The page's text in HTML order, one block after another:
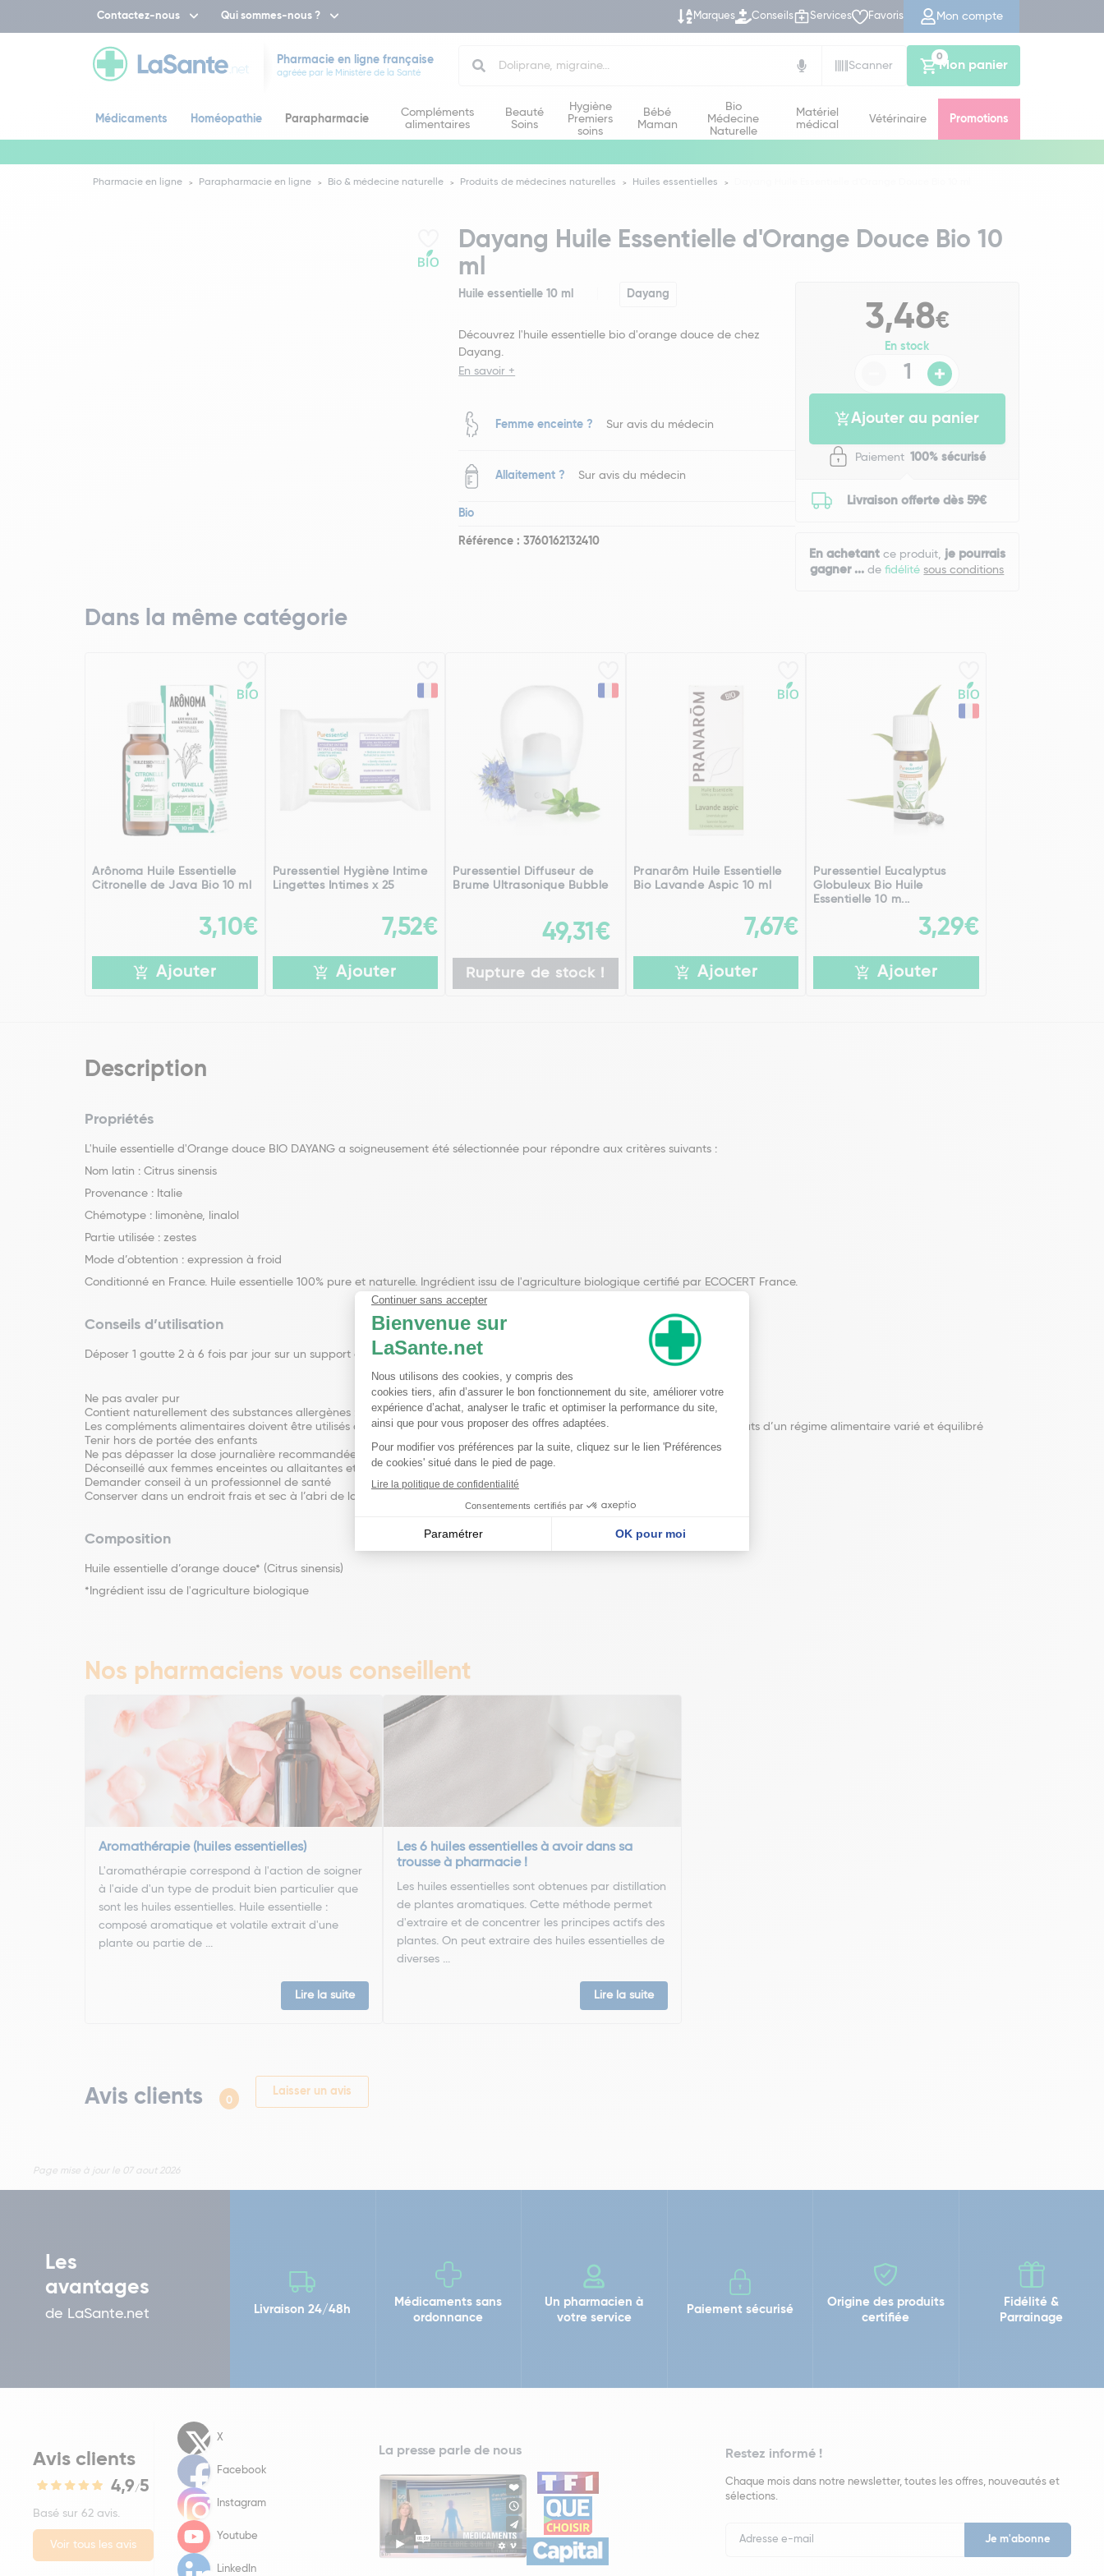
Contactez-nous Qui sommes-nous ? Marques Conseils Services Favoris Mon compte
Pharmacie en ligne française
agréée par le Ministère de la Santé
Scanner
Mon panier
0
Médicaments Homéopathie Parapharmacie
Compléments
alimentaires
Beauté
Soins
Hygiène
Premiers
soins
Bébé
Maman
Bio
Médecine
Naturelle
Matériel
médical
Vétérinaire Promotions
Pharmacie en ligne Parapharmacie en ligne Bio & médecine naturelle Produits de médecines naturelles Huiles essentielles
Dayang Huile Essentielle d'Orange Douce Bio 10
ml
Huile essentielle 10 ml Dayang
Découvrez l'huile essentielle bio d'orange douce de chez
Dayang.
En savoir +
Femme enceinte ? Sur avis du médecin
Allaitement ? Sur avis du médecin
Bio
Référence : 3760162132410
3,48€
En stock
Ajouter au panier
Paiement 100% sécurisé
Livraison offerte dès 59€
En achetantce produit, je pourrais
gagner ... defidélitésous conditions
Dans la même catégorie
Arônoma Huile Essentielle
Citronelle de Java Bio 10 ml
3,10€
Ajouter
Puressentiel Hygiène Intime
Lingettes Intimes x 25
7,52€
Ajouter
Puressentiel Diffuseur de
Brume Ultrasonique Bubble
49,31€
Rupture de stock !
Pranarôm Huile Essentielle
Bio Lavande Aspic 10 ml
7,67€
Ajouter
Puressentiel Eucalyptus
Globuleux Bio Huile
Essentielle 10 m...
3,29€
Ajouter
Description
Propriétés
L'huile essentielle d'Orange douce BIO DAYANG a soigneusement été sélectionnée pour répondre aux critères suivants :
Nom latin : Citrus sinensis
Provenance : Italie
Chémotype : limonène, linalol
Partie utilisée : zestes
Mode d’obtention : expression à froid
Conditionné en France. Huile essentielle 100% pure et naturelle. Ingrédient issu de l'agriculture biologique certifié par ECOCERT France.
Conseils d’utilisation
Déposer 1 goutte 2 à 6 fois par jour sur un support adapté. Équivalence : 1 goutte = 28 mg d’huile essentielle.
Ne pas avaler pur
Contient naturellement des substances allergènes : géranial, linalol et limonène
Les compléments alimentaires doivent être utilisés dans le cadre d’un mode de vie sain et ne pas être utilisés comme substituts d’un régime alimentaire varié et équilibré
Tenir hors de portée des enfants
Ne pas dépasser la dose journalière recommandée
Déconseillé aux femmes enceintes ou allaitantes et aux enfants
Demander conseil à un professionnel de santé
Conserver dans un endroit frais et sec à l’abri de la lumière
Composition
Huile essentielle d’orange douce* (Citrus sinensis)
*Ingrédient issu de l'agriculture biologique
Nos pharmaciens vous conseillent
Aromathérapie (huiles essentielles)
L'aromathérapie correspond à l'action de soigner
à l'aide d'un type de produit bien particulier que
sont les huiles essentielles. Huile essentielle :
composé aromatique et volatile extrait d'une
plante ou partie de ...
Lire la suite
Les 6 huiles essentielles à avoir dans sa
trousse à pharmacie !
Les huiles essentielles sont obtenues par distillation
de plantes aromatiques. Cette méthode permet
d'extraire et de concentrer les principes actifs des
plantes. On peut extraire des huiles essentielles de
diverses ...
Lire la suite
Avis clients 0
Laisser un avis
Page mise à jour le 07 aout 2026
Les
avantages
de LaSante.net Livraison 24/48h
Médicaments sans
ordonnance
Un pharmacien à
votre service
Paiement sécurisé
Origine des produits
certifiée
Fidélité &
Parrainage
Avis clients
4,9/5
Basé sur 62 avis.
Voir tous les avis
X
Facebook
Instagram
Youtube
LinkedIn
La presse parle de nous Restez informé !
Chaque mois dans notre newsletter, toutes les offres, nouveautés et
sélections.
Newsletter